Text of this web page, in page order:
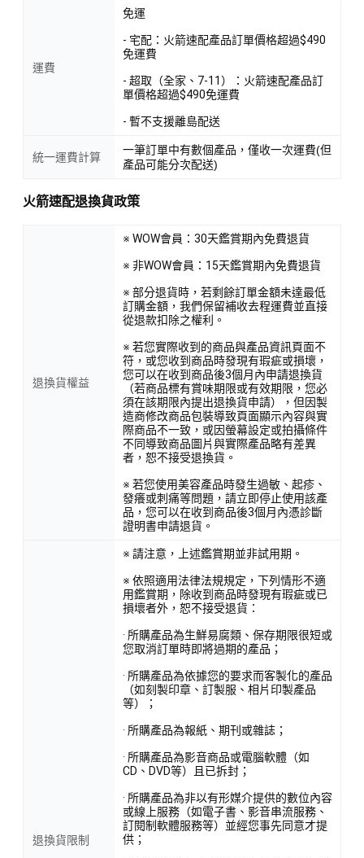
運費
免運
- 宅配：火箭速配產品訂單價格超過$490
免運費
- 超取（全家、7-11）：火箭速配產品訂
單價格超過$490免運費
- 暫不支援離島配送
統一運費計算
一筆訂單中有數個產品，僅收一次運費(但
產品可能分次配送)
火箭速配退換貨政策
退換貨權益
※ WOW會員：30天鑑賞期內免費退貨
※ 非WOW會員：15天鑑賞期內免費退貨
※ 部分退貨時，若剩餘訂單金額未達最低
訂購金額，我們保留補收去程運費並直接
從退款扣除之權利。
※ 若您實際收到的商品與產品資訊頁面不
符，或您收到商品時發現有瑕疵或損壞，
您可以在收到商品後3個月內申請退換貨
（若商品標有賞味期限或有效期限，您必
須在該期限內提出退換貨申請），但因製
造商修改商品包裝導致頁面顯示內容與實
際商品不一致，或因螢幕設定或拍攝條件
不同導致商品圖片與實際產品略有差異
者，恕不接受退換貨。
※ 若您使用美容產品時發生過敏、起疹、
發癢或刺痛等問題，請立即停止使用該產
品，您可以在收到商品後3個月內憑診斷
證明書申請退貨。
退換貨限制
※ 請注意，上述鑑賞期並非試用期。
※ 依照適用法律法規規定，下列情形不適
用鑑賞期，除收到商品時發現有瑕疵或已
損壞者外，恕不接受退貨：
· 所購產品為生鮮易腐類、保存期限很短或
您取消訂單時即將過期的產品；
· 所購產品為依據您的要求而客製化的產品
（如刻製印章、訂製服、相片印製產品
等）；
· 所購產品為報紙、期刊或雜誌；
· 所購產品為影音商品或電腦軟體（如
CD、DVD等）且已拆封；
· 所購產品為非以有形媒介提供的數位內容
或線上服務（如電子書、影音串流服務、
訂閱制軟體服務等）並經您事先同意才提
供；